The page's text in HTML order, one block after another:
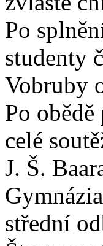
Po
studenty
Vobruby
Po
celé
J. Š.
střední